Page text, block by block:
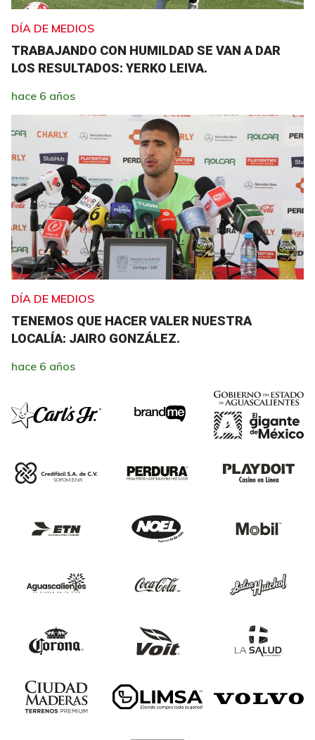
DÍA DE MEDIOS
TRABAJANDO CON HUMILDAD SE VAN A DAR
LOS RESULTADOS: YERKO LEIVA.
hace 6 años
DÍA DE MEDIOS
TENEMOS QUE HACER VALER NUESTRA
LOCALÍA: JAIRO GONZÁLEZ.
hace 6 años